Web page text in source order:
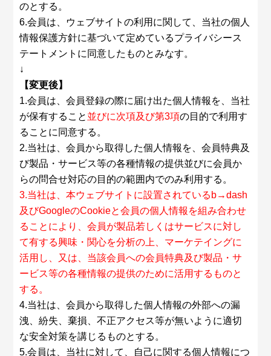
のとする。
6.会員は、ウェブサイトの利用に関して、当社の個人
情報保護方針に基づいて定めているプライバシース
テートメントに同意したものとみなす。
↓
【変更後】
1.会員は、会員登録の際に届け出た個人情報を、当社
が保有すること 並びに次項及び第3項の目的で利用す
ることに同意する。
2.当社は、会員から取得した個人情報を、会員特典及
び製品・サービス等の各種情報の提供並びに会員か
らの問合せ対応の目的の範囲内でのみ利用する。
3.当社は、本ウェブサイトに設置されているb→dash
及びGoogleのCookieと会員の個人情報を組み合わせ
ることにより、会員が製品若しくはサービスに対し
て有する興味・関心を分析の上、マーケテイングに
活用し、又は、当該会員への会員特典及び製品・サ
ービス等の各種情報の提供のために活用するものと
する。
4.当社は、会員から取得した個人情報の外部への漏
洩、紛失、棄損、不正アクセス等が無いように適切
な安全対策を講じるものとする。
5.会員は、当社に対して、自己に関する個人情報につ